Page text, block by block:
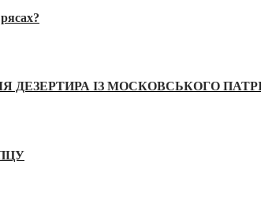
ІЗ МОСКОВСЬКОГО
ПЦУ